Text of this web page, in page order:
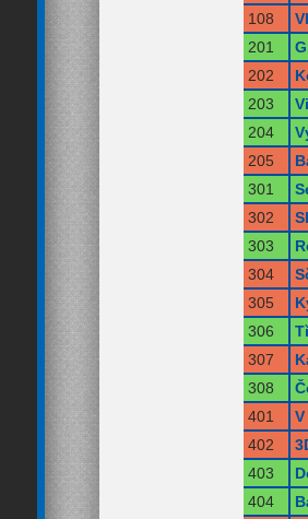
108
201
202
203
204
205
301
302
303
304
305
306
307
308
401
V
402
403
404